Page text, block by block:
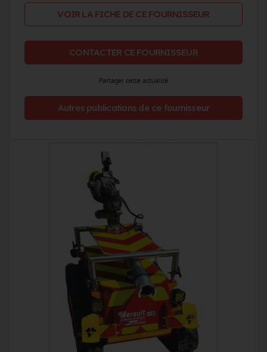
VOIR LA FICHE DE CE FOURNISSEUR
CONTACTER CE FOURNISSEUR
Partager cette actualité
Autres publications de ce fournisseur